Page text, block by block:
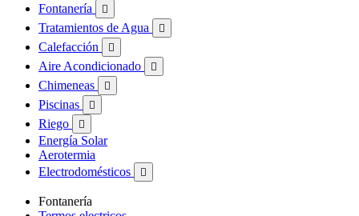
Fontanería 
Tratamientos de Agua 
Calefacción 
Aire Acondicionado 
Chimeneas 
Piscinas 
Riego 
Energía Solar
Aerotermia
Electrodomésticos

Fontanería